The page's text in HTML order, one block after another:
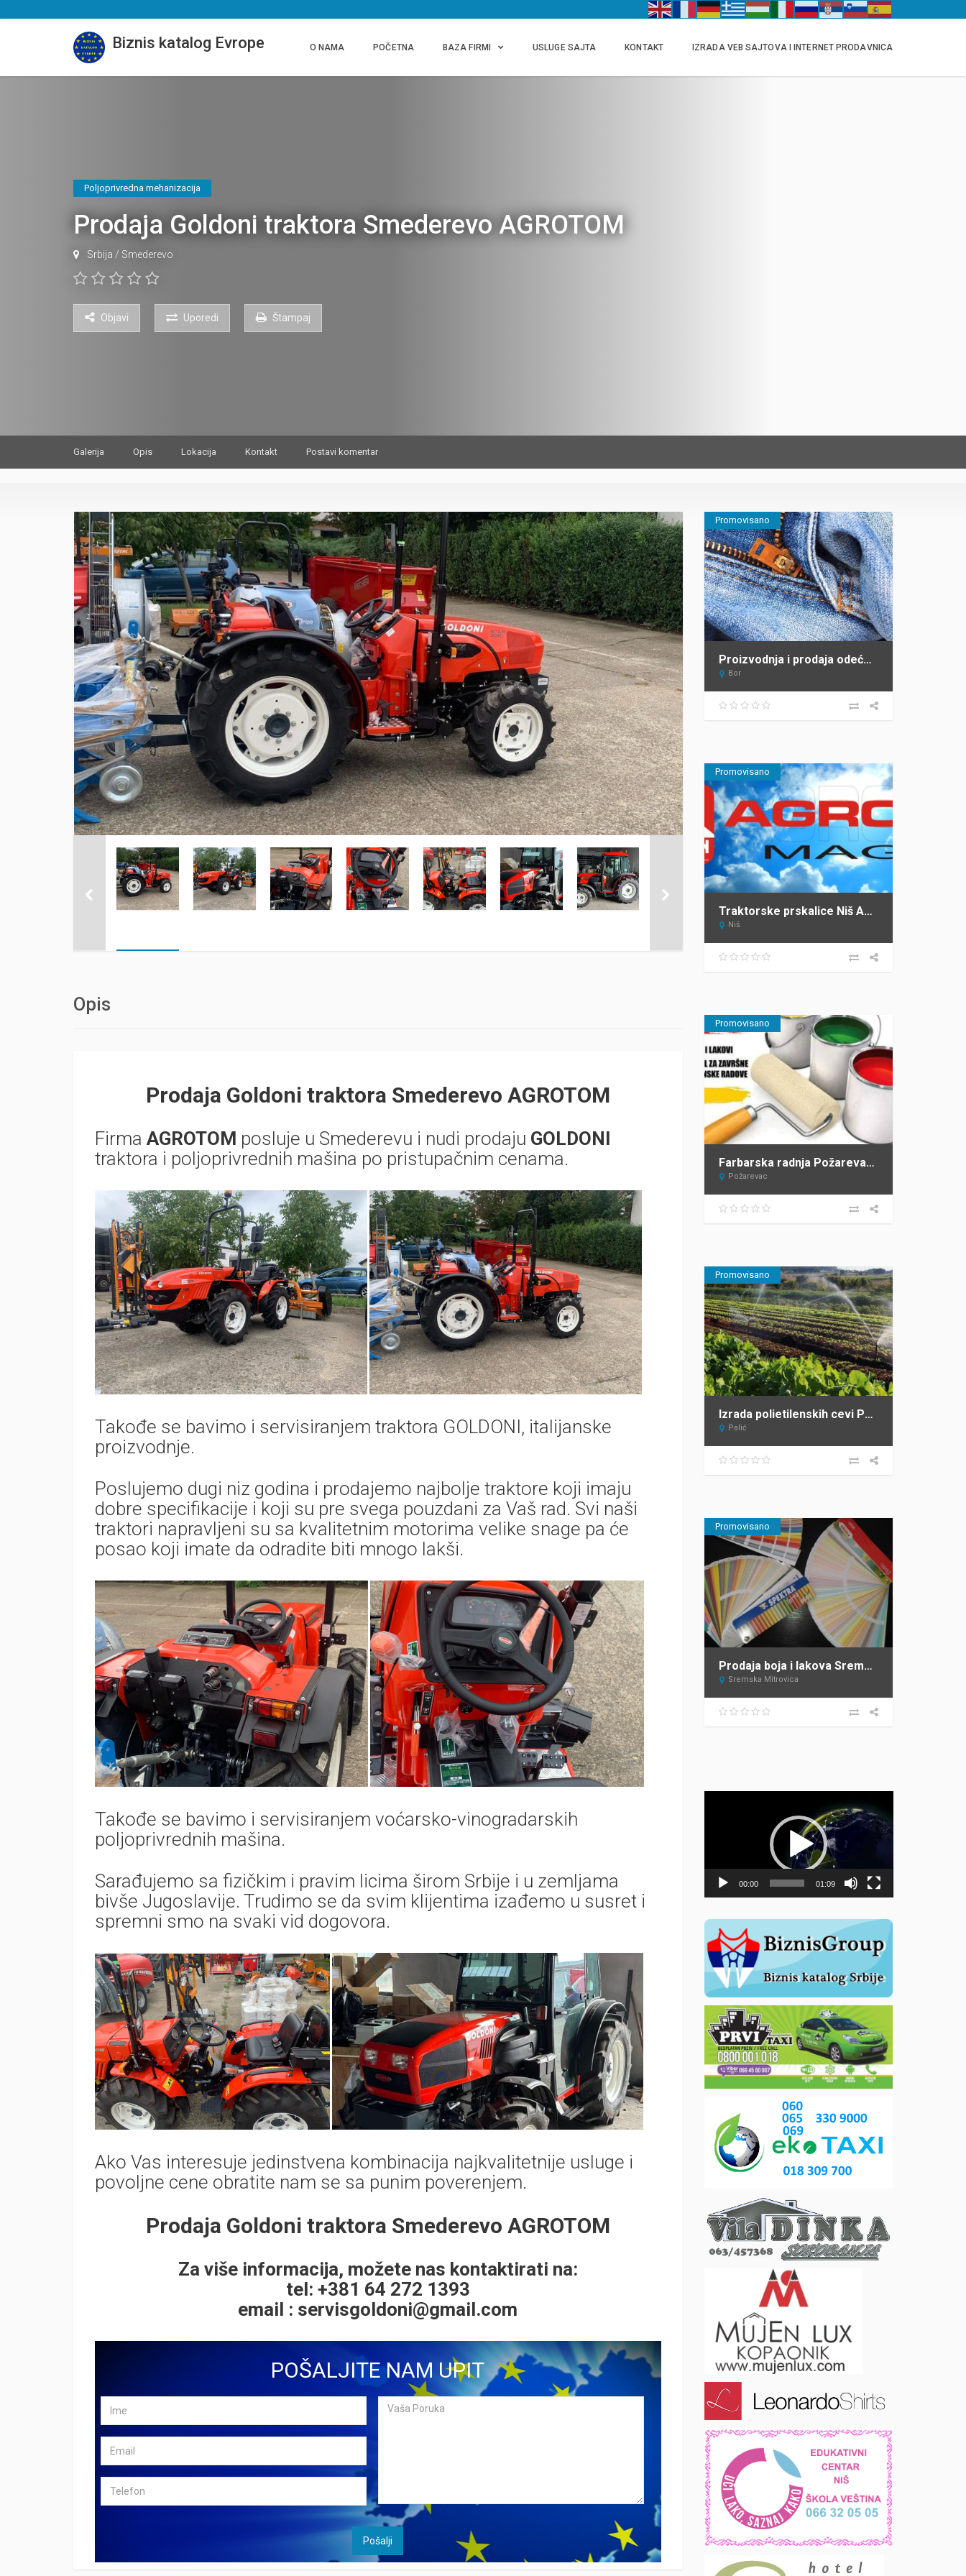
Biznis katalog Evrope O NAMA POČETNA BAZA FIRMI USLUGE SAJTA KONTAKT IZRADA VEB SAJTOVA I INTERNET PRODAVNICA
Poljoprivredna mehanizacija
Prodaja Goldoni traktora Smederevo AGROTOM
Srbija / Smederevo
Objavi Uporedi Štampaj
Galerija Opis Lokacija Kontakt Postavi komentar
Opis
Prodaja Goldoni traktora Smederevo AGROTOM
Firma AGROTOM posluje u Smederevu i nudi prodaju GOLDONI
traktora i poljoprivrednih mašina po pristupačnim cenama.
Takođe se bavimo i servisiranjem traktora GOLDONI, italijanske
proizvodnje.
Poslujemo dugi niz godina i prodajemo najbolje traktore koji imaju
dobre specifikacije i koji su pre svega pouzdani za Vaš rad. Svi naši
traktori napravljeni su sa kvalitetnim motorima velike snage pa će
posao koji imate da odradite biti mnogo lakši.
Takođe se bavimo i servisiranjem voćarsko-vinogradarskih
poljoprivrednih mašina.
Sarađujemo sa fizičkim i pravim licima širom Srbije i u zemljama
bivše Jugoslavije. Trudimo se da svim klijentima izađemo u susret i
spremni smo na svaki vid dogovora.
Ako Vas interesuje jedinstvena kombinacija najkvalitetnije usluge i
povoljne cene obratite nam se sa punim poverenjem.
Prodaja Goldoni traktora Smederevo AGROTOM
Za više informacija, možete nas kontaktirati na:
tel: +381 64 272 1393
email : servisgoldoni@gmail.com
POŠALJITE NAM UPIT
Promovisano
Proizvodnja i prodaja odeće Verona Hit Jeans
Bor
Promovisano
Traktorske prskalice Niš AGRON MAG DOO
Niš
Promovisano
Farbarska radnja Požarevac LEKA COLOR
Požarevac
Promovisano
Izrada polietilenskih cevi Panon Plast Palić
Palić
Promovisano
Prodaja boja i lakova Sremska Mitrovica DECOR STORE
Sremska Mitrovica
00:00 01:09